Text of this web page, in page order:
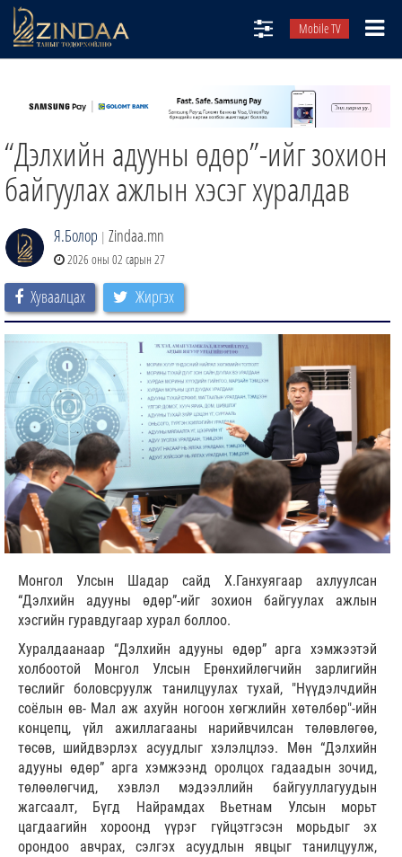
Mobile TV
ТВ8
ӨГЛӨӨНИЙ СОНИН
АУДИО ЗОХИОЛ
ЗИНДАА СЭТГҮҮЛ
“Дэлхийн адууны өдөр”-ийг зохион
байгуулах ажлын хэсэг хуралдав
Я.Болор | Zindaa.mn
2026 оны 02 сарын 27
Хуваалцах Жиргэх
Монгол Улсын Шадар сайд Х.Ганхуягаар ахлуулсан
“Дэлхийн адууны өдөр”-ийг зохион байгуулах ажлын
хэсгийн гуравдугаар хурал боллоо.
Хуралдаанаар “Дэлхийн адууны өдөр” арга хэмжээтэй
холбоотой Монгол Улсын Ерөнхийлөгчийн зарлигийн
төслийг боловсруулж танилцуулах тухай, "Нүүдэлчдийн
соёлын өв- Мал аж ахуйн ногоон хөгжлийн хөтөлбөр"-ийн
концепц, үйл ажиллагааны нарийвчилсан төлөвлөгөө,
төсөв, шийдвэрлэх асуудлыг хэлэлцлээ. Мөн “Дэлхийн
адууны өдөр” арга хэмжээнд оролцох гадаадын зочид,
төлөөлөгчид, хэвлэл мэдээллийн байгууллагуудын
жагсаалт, Бүгд Найрамдах Вьетнам Улсын морьт
цагдаагийн хороонд үүрэг гүйцэтгэсэн морьдыг эх
орондоо авчрах, сэлгэх асуудлын явцыг танилцуулж,